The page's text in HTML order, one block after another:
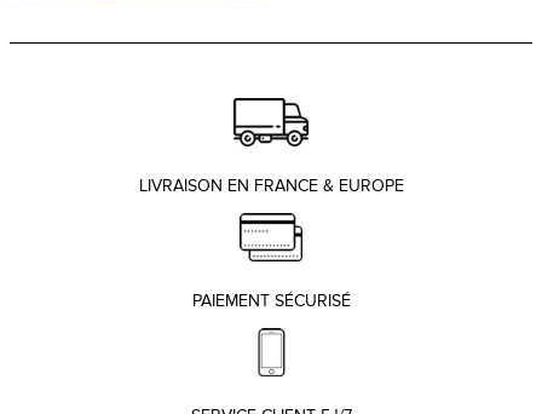
LIVRAISON EN FRANCE & EUROPE
PAIEMENT SÉCURISÉ